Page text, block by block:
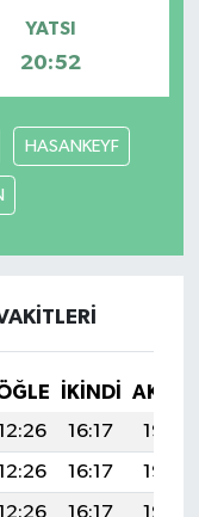
YATSI
20:52
HASANKEYF
İKINDI
16:17
19:38
16:17
19:37